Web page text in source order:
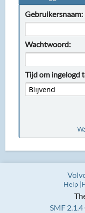
Gebruikersnaam:
Wachtwoord:
Tijd om ingelogd
SMF
Help